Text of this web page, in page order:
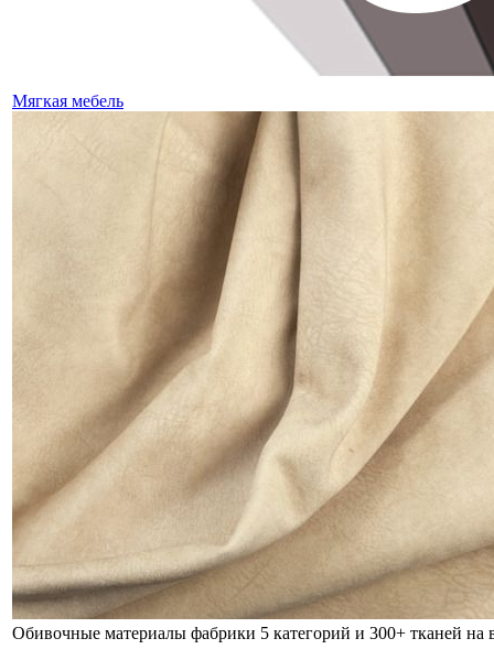
Мягкая мебель
Обивочные материалы фабрики 5 категорий и 300+ тканей на